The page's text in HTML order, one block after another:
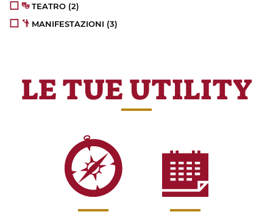
TEATRO (2)
MANIFESTAZIONI (3)
LE TUE UTILITY